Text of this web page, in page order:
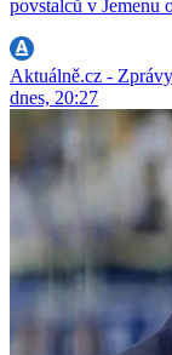
povstalců v Jemenu
Aktuálně.cz - Zprávy
dnes, 20:27